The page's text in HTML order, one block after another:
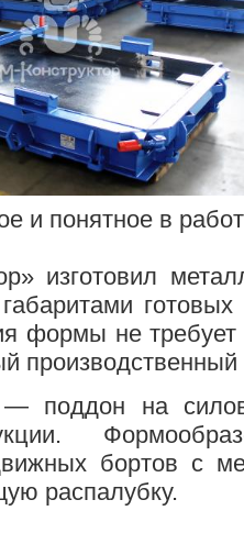
и понятное в
изготовил
формы не требует
производственный
поддон на
бортов с
распалубку.